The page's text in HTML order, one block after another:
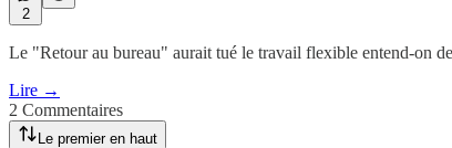
2
Le "Retour au bureau" aurait tué le travail flexible entend-on
Lire →
2 Commentaires
Le premier en haut